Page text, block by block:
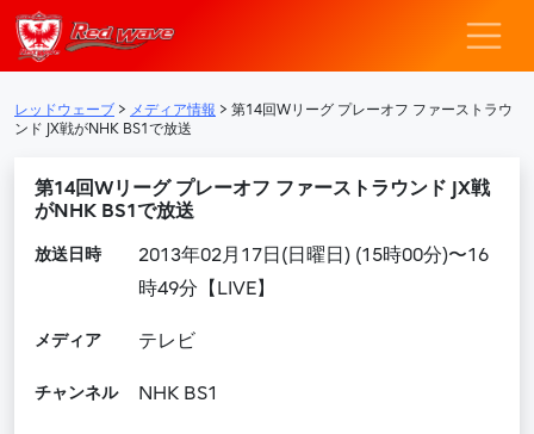
メインナビゲーション
レッドウェー
レッドウェーブ > メディア情報 > 第14回Wリーグ プレーオフ ファーストラウ
ンド JX戦がNHK BS1で放送
第14回Wリーグ プレーオフ ファーストラウンド JX戦
がNHK BS1で放送
放送日時
2013年02月17日(日曜日) (15時00分)〜16
時49分【LIVE】
メディア テレビ
チャンネル NHK BS1